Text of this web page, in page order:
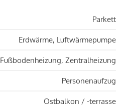
Parkett
Erdwärme, Luftwärmepumpe
Fußbodenheizung, Zentralheizung
Personenaufzug
Ostbalkon / -terrasse